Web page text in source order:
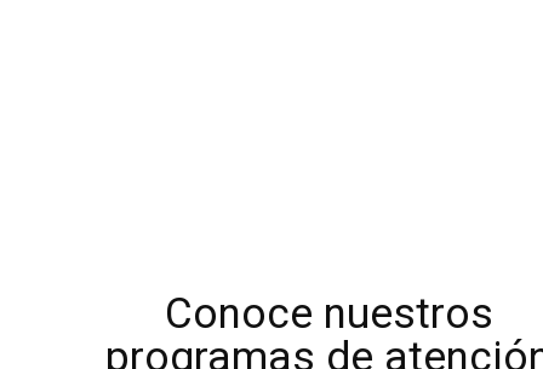
Conoce nuestros
programas de